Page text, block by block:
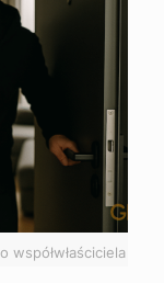
współwłaściciela